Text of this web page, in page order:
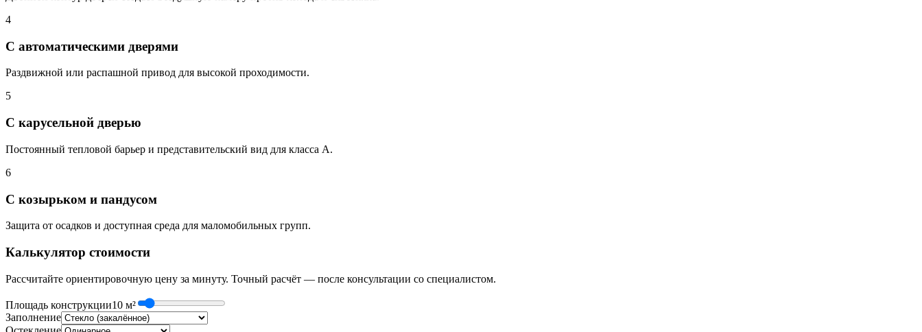
4
С автоматическими дверями
Раздвижной или распашной привод для высокой проходимости.
5
С карусельной дверью
Постоянный тепловой барьер и представительский вид для класса А.
6
С козырьком и пандусом
Защита от осадков и доступная среда для маломобильных групп.
Калькулятор стоимости
Рассчитайте ориентировочную цену за минуту. Точный расчёт — после консультации со специалистом.
Площадь конструкции10 м²
Заполнение